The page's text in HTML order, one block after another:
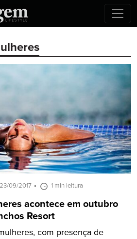
23/09/2017 1 min leitura
acontece em outubro
Resort
com presença de